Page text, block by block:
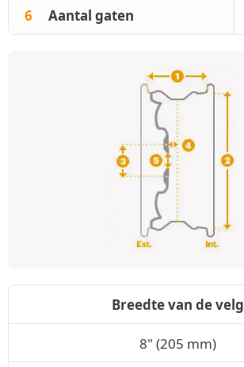
6 Aantal gaten
Breedte van de velg
8" (205 mm)